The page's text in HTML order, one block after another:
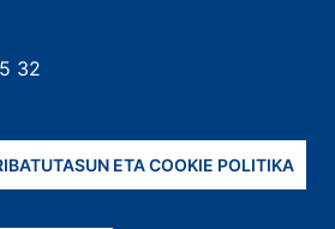
32
ETA COOKIE POLITIKA